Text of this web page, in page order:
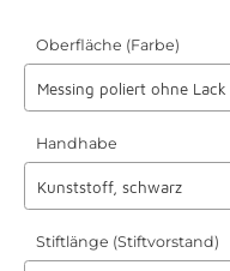
Oberfläche (Farbe)
Handhabe
Stiftlänge (Stiftvorstand)